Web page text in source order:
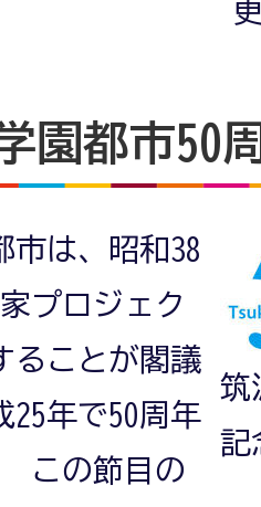
園都市50
筑
記
市は、昭和38
プロジェク
ることが閣議
25年で50周年
この節目の